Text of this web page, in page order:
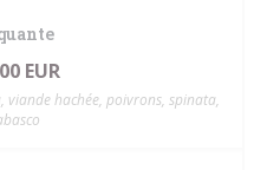
EUR
viande hachée, poivrons, spinata,